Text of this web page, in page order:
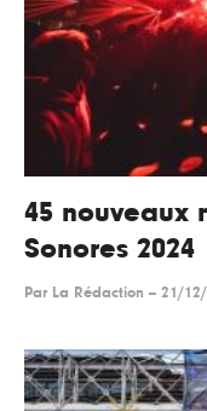
45 nouveaux
Sonores 2024
Par La Rédaction -- 21/